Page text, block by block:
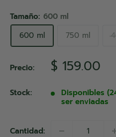
Tamaño: 600 ml
600 ml
750 ml
Precio: Precio
de
venta
$ 159.00
Stock:
Disponibles
ser enviadas
Cantidad: